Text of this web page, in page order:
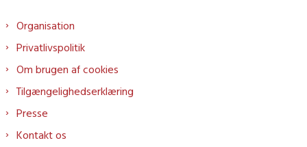
Organisation
Privatlivspolitik
Om brugen af cookies
Tilgængelighedserklæring
Presse
Kontakt os